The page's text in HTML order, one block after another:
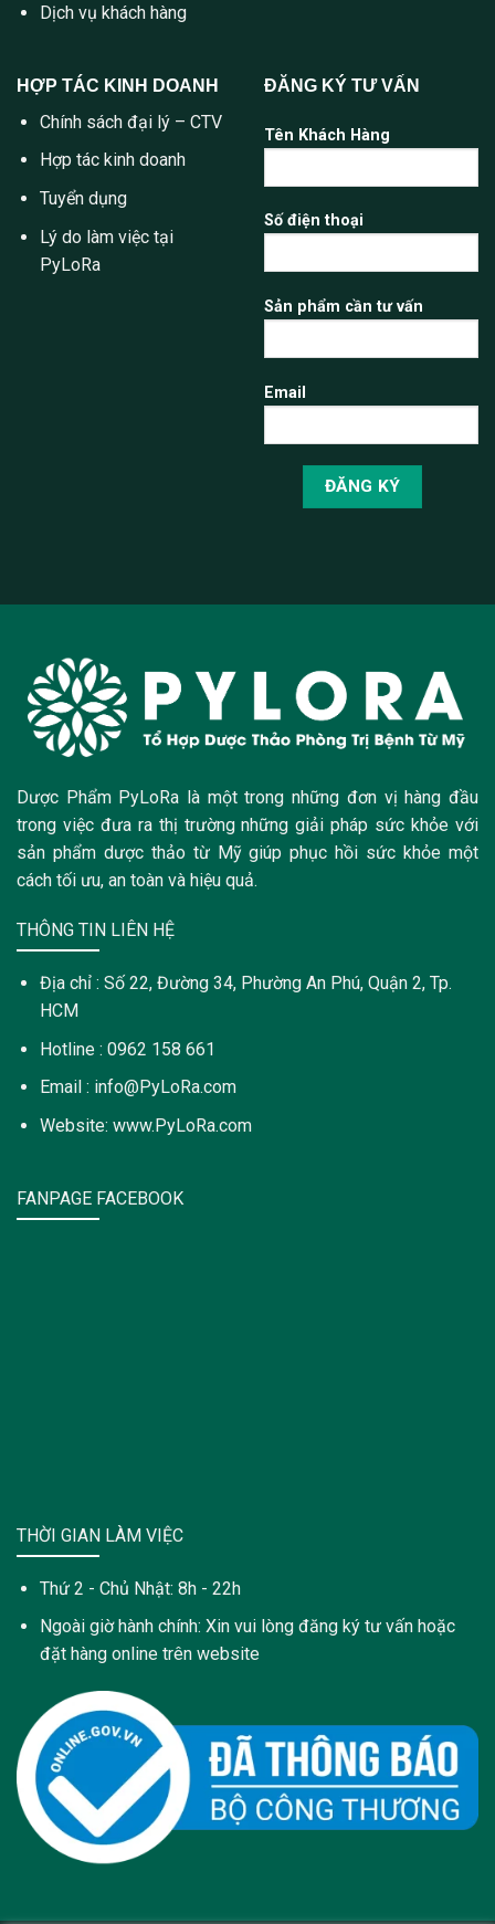
Dịch vụ khách hàng
HỢP TÁC KINH DOANH
Chính sách đại lý – CTV
Hợp tác kinh doanh
Tuyển dụng
Lý do làm việc tại
PyLoRa
ĐĂNG KÝ TƯ VẤN
Tên Khách Hàng
Số điện thoại
Sản phẩm cần tư vấn
Email
Dược Phẩm PyLoRa là một trong những đơn vị hàng đầu
trong việc đưa ra thị trường những giải pháp sức khỏe với
sản phẩm dược thảo từ Mỹ giúp phục hồi sức khỏe một
cách tối ưu, an toàn và hiệu quả.
THÔNG TIN LIÊN HỆ
Địa chỉ : Số 22, Đường 34, Phường An Phú, Quận 2, Tp.
HCM
Hotline : 0962 158 661
Email : info@PyLoRa.com
Website: www.PyLoRa.com
FANPAGE FACEBOOK
THỜI GIAN LÀM VIỆC
Thứ 2 - Chủ Nhật: 8h - 22h
Ngoài giờ hành chính: Xin vui lòng đăng ký tư vấn hoặc
đặt hàng online trên website